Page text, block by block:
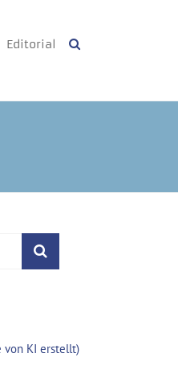
Editorial
von KI erstellt)